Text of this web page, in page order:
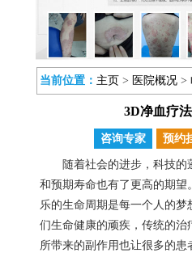
当前位置： 主页 > 医院概况 >
3D净血疗
咨询专家 预约
随着社会的进步，科技的
和预期寿命也有了更高的期
乐的生命周期是每一个人的梦
们生命健康的顽疾，传统的治
所带来的副作用也让很多的患